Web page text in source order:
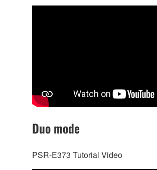
Duo mode
PSR-E373 Tutorial Video